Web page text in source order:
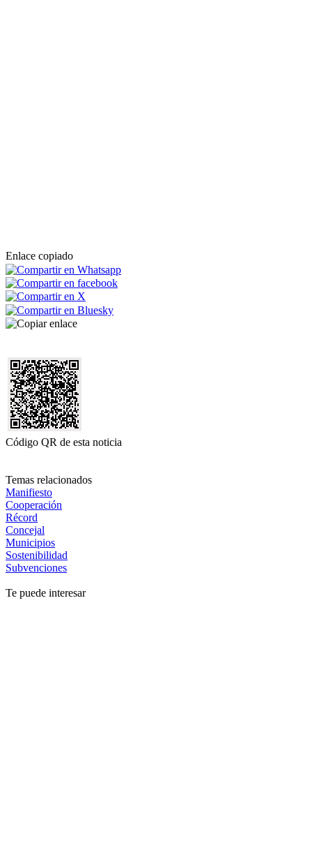
Enlace copiado
Código QR de esta noticia
Temas relacionados
Manifiesto
Cooperación
Récord
Concejal
Municipios
Sostenibilidad
Subvenciones
Te puede interesar